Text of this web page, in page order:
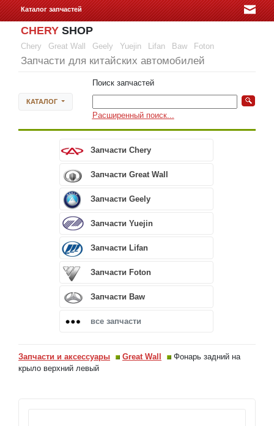
Каталог запчастей
CHERY SHOP
Chery Great Wall Geely Yuejin Lifan Baw Foton
Запчасти для китайских автомобилей
КАТАЛОГ
Поиск запчастей
Расширенный поиск...
Запчасти Chery
Запчасти Great Wall
Запчасти Geely
Запчасти Yuejin
Запчасти Lifan
Запчасти Foton
Запчасти Baw
все запчасти
Запчасти и аксессуары Great Wall
Фонарь задний на
крыло верхний левый